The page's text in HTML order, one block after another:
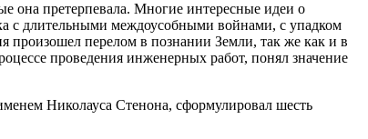
она претерпевала. Многие интересные идеи о
с длительными междоусобными войнами, с упадком
произошел перелом в познании Земли, так же как и в
проведения инженерных работ, понял значение
Николауса Стенона, сформулировал шесть